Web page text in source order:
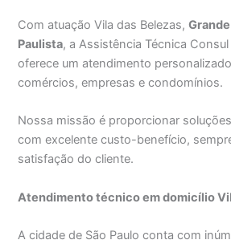
Com atuação Vila das Belezas,
Paulista, a Assistência Técnica
oferece um atendimento
comércios, empresas e condomínios.
Nossa missão é proporcionar
com excelente custo-benefício,
satisfação do cliente.
Atendimento técnico em domicílio
A cidade de São Paulo conta com